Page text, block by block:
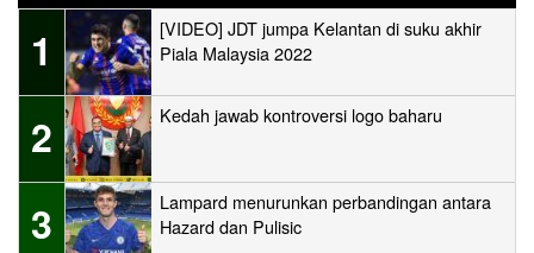
1
[VIDEO] JDT jumpa Kelantan di suku akhir
Piala Malaysia 2022
2 Kedah jawab kontroversi logo baharu
3
Lampard menurunkan perbandingan antara
Hazard dan Pulisic